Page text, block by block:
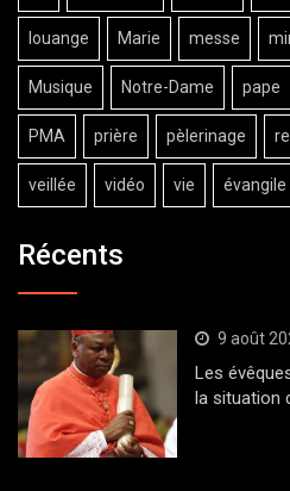
louange Marie messe
Musique Notre-Dame pape
PMA prière pèlerinage
veillée vidéo vie évangile
Récents
9 août
Les
la situation